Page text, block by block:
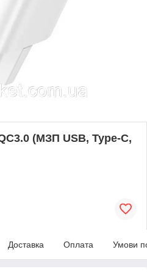
(МЗП USB, Type-C,
Доставка Оплата Умови